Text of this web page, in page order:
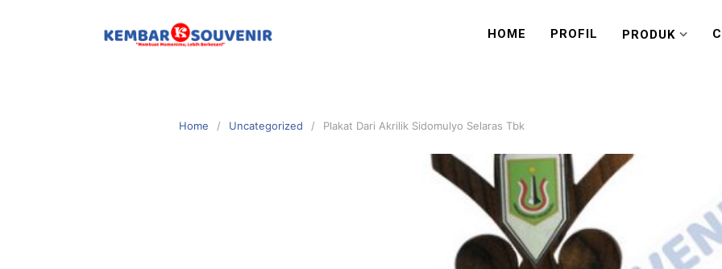
HOME PROFIL PRODUK
Home Uncategorized Plakat Dari Akrilik Sidomulyo Selaras Tbk